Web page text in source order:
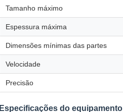
Tamanho máximo
Espessura máxima
Dimensões mínimas das partes
Velocidade
Precisão
Especificações do equipamento